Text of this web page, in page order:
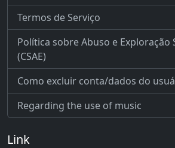
Termos de Serviço
Política sobre Abuso e Exploração
(CSAE)
Como excluir conta/dados do
Regarding the use of music
Link